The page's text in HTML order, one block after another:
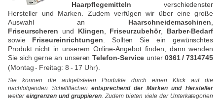
Haarpflegemitteln verschiedenster
Hersteller und Marken. Zudem verfügen wir über eine große
Auswahl an Haarschneidemaschinen
Friseurscheren und Klingen Friseurzubehör, Barber-Bedarf
sowie Friseureinrichtungen . Sollten Sie ein gewünschtes
Produkt nicht in unserem Online-Angebot finden, dann wenden
Sie sich gerne an unseren Telefon-Service unter 0361 / 7314745
(Montag - Freitag: 8 - 17 Uhr).
Sie können die aufgelisteten Produkte durch einen Klick auf die
nachfolgenden Schaltflächenentsprechend der Marken und Hersteller
weiter eingrenzen und gruppieren. Zudem bieten viele der Unterkategorien